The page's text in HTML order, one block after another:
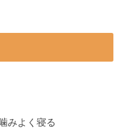
みよく寝る